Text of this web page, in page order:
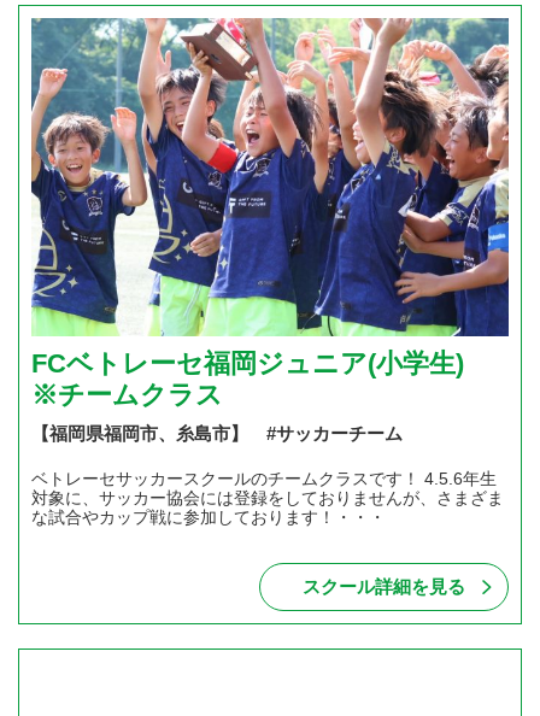
FCベトレーセ福岡ジュニア(小学生)
※チームクラス
【福岡県福岡市、糸島市】 #サッカーチーム
ベトレーセサッカースクールのチームクラスです！ 4.5.6年生
対象に、サッカー協会には登録をしておりませんが、さまざま
な試合やカップ戦に参加しております！・・・
スクール詳細を見る